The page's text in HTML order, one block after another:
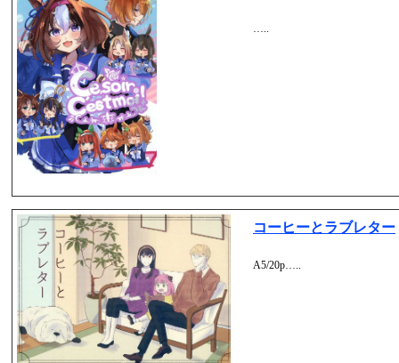
…..
コーヒーとラブレター
A5/20p…..